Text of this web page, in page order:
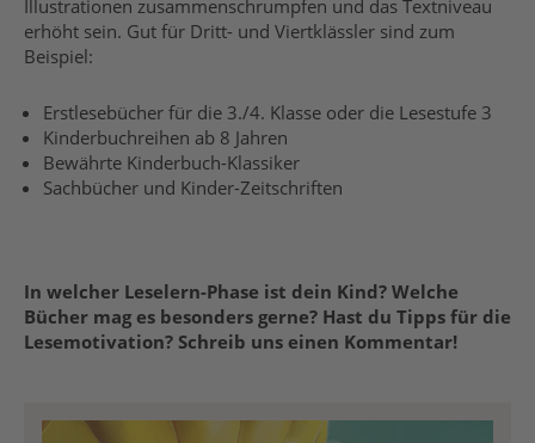
Illustrationen zusammenschrumpfen und das Textniveau
erhöht sein. Gut für Dritt- und Viertklässler sind zum
Beispiel:
Erstlesebücher für die 3./4. Klasse oder die Lesestufe 3
Kinderbuchreihen ab 8 Jahren
Bewährte Kinderbuch-Klassiker
Sachbücher und Kinder-Zeitschriften
In welcher Leselern-Phase ist dein Kind? Welche
Bücher mag es besonders gerne? Hast du Tipps für die
Lesemotivation? Schreib uns einen Kommentar!